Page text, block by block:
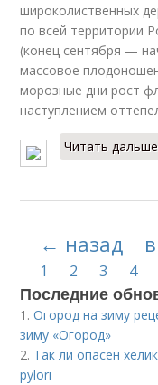
широколиственных
по всей территории
(конец сентября —
массовое
морозные дни рост
наступлением
Читать
← назад
1 2 3 4
Последние
1.Огород на зиму
зиму «Огород»
2. Так ли опасен
pylori